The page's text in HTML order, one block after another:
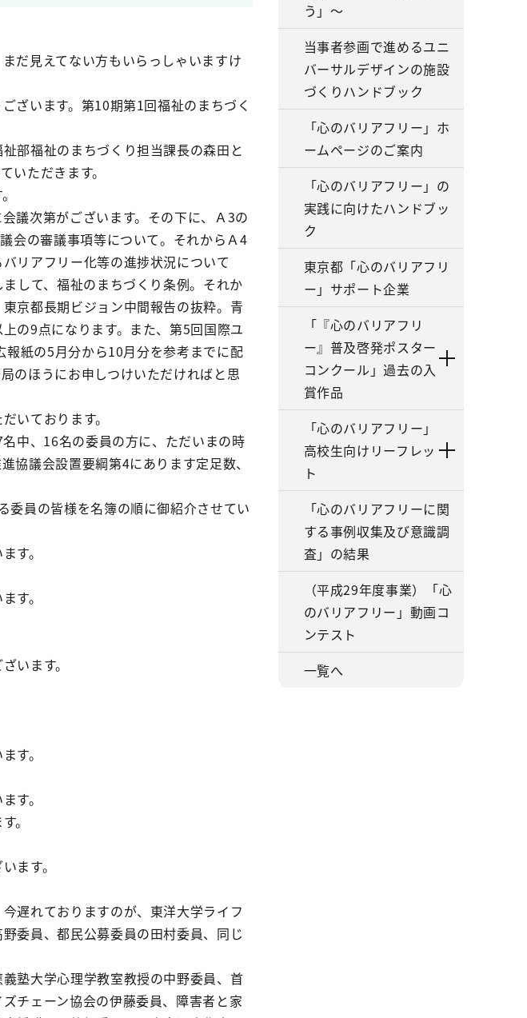
だ見えてない方もいらっしゃいますけ
ざいます。第10期第1回福祉のまちづく
部福祉のまちづくり担当課長の森田と
いただきます。
議次第がございます。その下に、Ａ3の
会の審議事項等について。それからＡ4
リアフリー化等の進捗状況について
して、福祉のまちづくり条例。それか
京都長期ビジョン中間報告の抜粋。青
の9点になります。また、第5回国際ユ
紙の5月分から10月分を参考までに配
のほうにお申しつけいただければと思
いております。
中、16名の委員の方に、ただいまの時
協議会設置要綱第4にあります定足数、
員の皆様を名簿の順に御紹介させてい
す。
す。
います。
す。
す。
。
ます。
遅れておりますのが、東洋大学ライフ
委員、都民公募委員の田村委員、同じ
塾大学心理学教室教授の中野委員、首
チェーン協会の伊藤委員、障害者と家
う」～
当事者参画で進めるユニ
バーサルデザインの施設
づくりハンドブック
「心のバリアフリー」ホ
ームページのご案内
「心のバリアフリー」の
実践に向けたハンドブッ
ク
東京都「心のバリアフリ
ー」サポート企業
「『心のバリアフリ
ー』普及啓発ポスター
コンクール」過去の入
賞作品
「心のバリアフリー」
高校生向けリーフレッ
ト
「心のバリアフリーに関
する事例収集及び意識調
査」の結果
（平成29年度事業）「心
のバリアフリー」動画コ
ンテスト
一覧へ